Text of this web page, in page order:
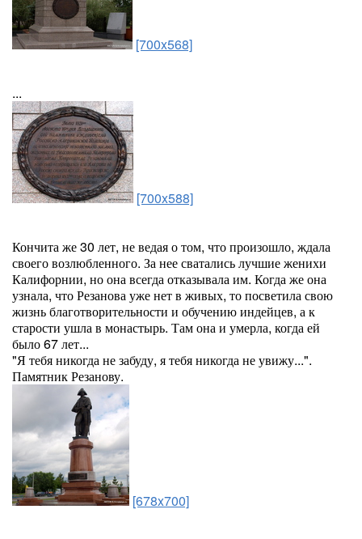
[700x568]
...
[700x588]
Кончита же 30 лет, не ведая о том, что произошло, ждала
своего возлюбленного. За нее сватались лучшие женихи
Калифорнии, но она всегда отказывала им. Когда же она
узнала, что Резанова уже нет в живых, то посветила свою
жизнь благотворительности и обучению индейцев, а к
старости ушла в монастырь. Там она и умерла, когда ей
было 67 лет...
"Я тебя никогда не забуду, я тебя никогда не увижу...".
Памятник Резанову.
[678x700]